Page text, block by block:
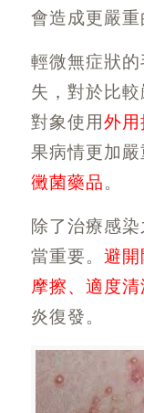
會造成更嚴重
輕微無症狀
失，對於比
對象使用外用
果病情更加
黴菌藥品。
除了治療感
當重要。 避開
摩擦、適度清
炎復發。